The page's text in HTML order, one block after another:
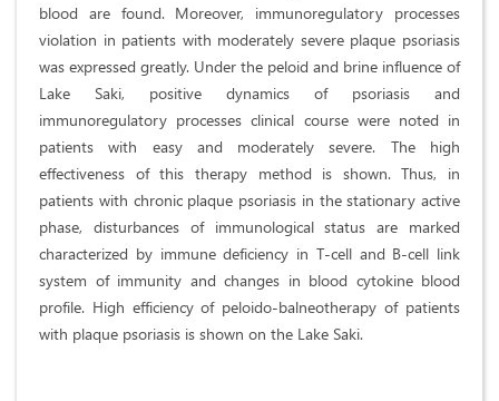
blood are found. Moreover, immunoregulatory processes
violation in patients with moderately severe plaque psoriasis
was expressed greatly. Under the peloid and brine influence of
Lake Saki, positive dynamics of psoriasis and
immunoregulatory processes clinical course were noted in
patients with easy and moderately severe. The high
effectiveness of this therapy method is shown. Thus, in
patients with chronic plaque psoriasis in the stationary active
phase, disturbances of immunological status are marked
characterized by immune deficiency in T-cell and B-cell link
system of immunity and changes in blood cytokine blood
profile. High efficiency of peloido-balneotherapy of patients
with plaque psoriasis is shown on the Lake Saki.